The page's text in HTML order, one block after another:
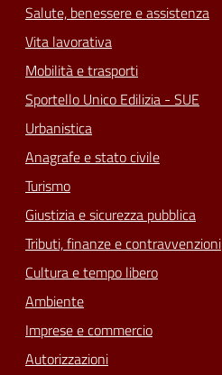
Salute, benessere e assistenza
Vita lavorativa
Mobilità e trasporti
Sportello Unico Edilizia - SUE
Urbanistica
Anagrafe e stato civile
Turismo
Giustizia e sicurezza pubblica
Tributi, finanze e contravvenzioni
Cultura e tempo libero
Ambiente
Imprese e commercio
Autorizzazioni